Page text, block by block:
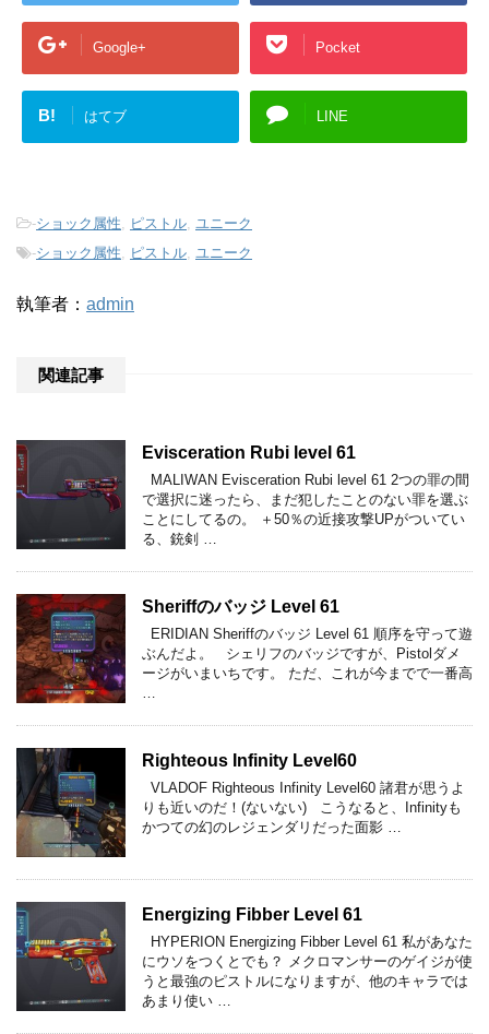
Google+ Pocket
B! はてブ LINE
-ショック属性 ピストル
ユニーク
-ショック属性 ピストル ユニーク
執筆者： admin
関連記事
Evisceration Rubi level 61
MALIWAN Evisceration Rubi level 61 2つの罪の間
で選択に迷ったら、まだ犯したことのない罪を選ぶ
ことにしてるの。 ＋50％の近接攻撃UPがついてい
る、銃剣 …
Sheriffのバッジ Level 61
ERIDIAN Sheriffのバッジ Level 61 順序を守って遊
ぶんだよ。 シェリフのバッジですが、Pistolダメ
ージがいまいちです。 ただ、これが今までで一番高
Righteous Infinity Level60
VLADOF Righteous Infinity Level60 諸君が思うよ
りも近いのだ！(ないない) こうなると、Infinityも
かつての幻のレジェンダリだった面影 …
Energizing Fibber Level 61
HYPERION Energizing Fibber Level 61 私があなた
にウソをつくとでも？ メクロマンサーのゲイジが使
うと最強のピストルになりますが、他のキャラでは
あまり使い …